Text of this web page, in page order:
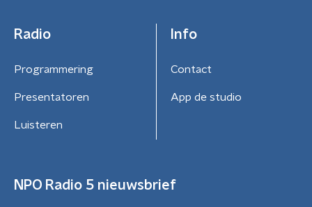
Radio
Programmering
Presentatoren
Luisteren
Info
Contact
App de studio
NPO Radio 5 nieuwsbrief